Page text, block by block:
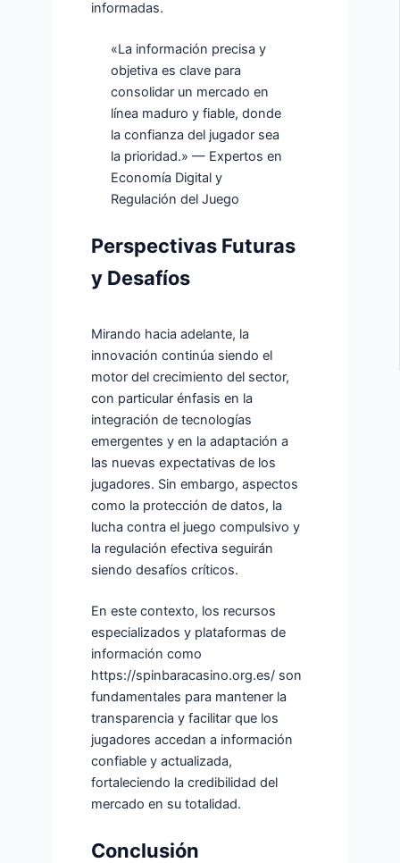
informadas.
«La información precisa y
objetiva es clave para
consolidar un mercado en
línea maduro y fiable, donde
la confianza del jugador sea
la prioridad.» — Expertos en
Economía Digital y
Regulación del Juego
Perspectivas Futuras
y Desafíos
Mirando hacia adelante, la
innovación continúa siendo el
motor del crecimiento del sector,
con particular énfasis en la
integración de tecnologías
emergentes y en la adaptación a
las nuevas expectativas de los
jugadores. Sin embargo, aspectos
como la protección de datos, la
lucha contra el juego compulsivo y
la regulación efectiva seguirán
siendo desafíos críticos.
En este contexto, los recursos
especializados y plataformas de
información como
https://spinbaracasino.org.es/ son
fundamentales para mantener la
transparencia y facilitar que los
jugadores accedan a información
confiable y actualizada,
fortaleciendo la credibilidad del
mercado en su totalidad.
Conclusión